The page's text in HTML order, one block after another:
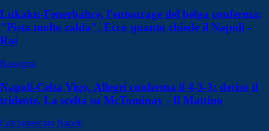
Lukaku-Fenerbahce, l'entourage del belga conferma:
"Pista molto calda". Ecco quanto chiede il Napoli -
Rai
Rassegna
Napoli-Celta Vigo, Allegri conferma il 4-3-3: deciso il
tridente. La scelta su McTominay - Il Mattino
Calciomercato Napoli